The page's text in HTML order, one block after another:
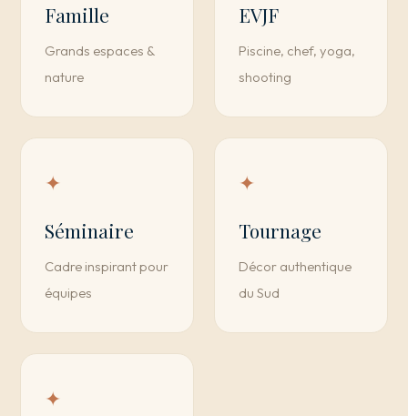
Famille
Grands espaces &
nature
EVJF
Piscine, chef, yoga,
shooting
✦
Séminaire
Cadre inspirant pour
équipes
✦
Tournage
Décor authentique
du Sud
✦